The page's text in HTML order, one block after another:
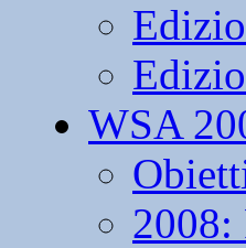
WSA
2008: